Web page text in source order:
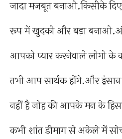
जादा मजबूत बनाओ.किसीके
रूप में खुदको और बड़ा
आपको प्यार करनेवाले लोगो के
तभी आप सार्थक होंगे.और
नहीं है जोह की आपके मन के
कभी शांत डीमाग से अकेले में